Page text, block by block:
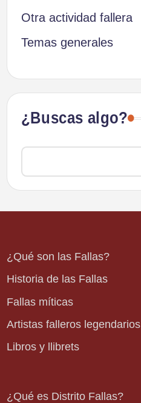
Otra actividad fallera
Temas generales
¿Buscas algo?
¿Qué son las Fallas?
Historia de las Fallas
Fallas míticas
Artistas falleros legendarios
Libros y llibrets
¿Qué es Distrito Fallas?